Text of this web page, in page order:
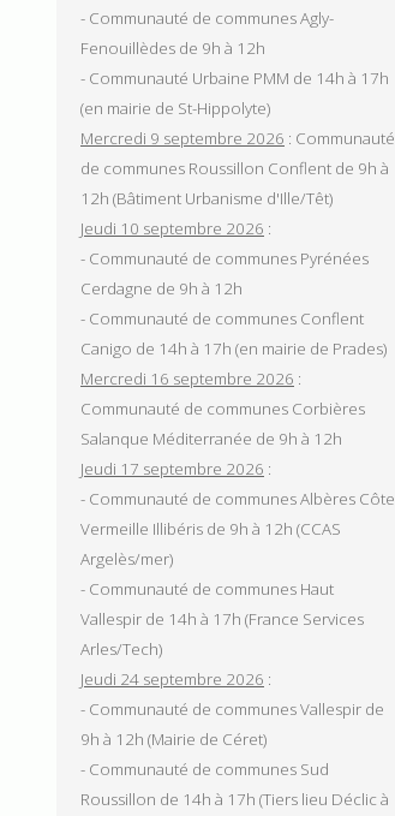
- Communauté de communes Agly-
Fenouillèdes de 9h à 12h
- Communauté Urbaine PMM de 14h à 17h
(en mairie de St-Hippolyte)
Mercredi 9 septembre 2026 : Communauté
de communes Roussillon Conflent de 9h à
12h (Bâtiment Urbanisme d'Ille/Têt)
Jeudi 10 septembre 2026 :
- Communauté de communes Pyrénées
Cerdagne de 9h à 12h
- Communauté de communes Conflent
Canigo de 14h à 17h (en mairie de Prades)
Mercredi 16 septembre 2026 :
Communauté de communes Corbières
Salanque Méditerranée de 9h à 12h
Jeudi 17 septembre 2026 :
- Communauté de communes Albères Côte
Vermeille Illibéris de 9h à 12h (CCAS
Argelès/mer)
- Communauté de communes Haut
Vallespir de 14h à 17h (France Services
Arles/Tech)
Jeudi 24 septembre 2026 :
- Communauté de communes Vallespir de
9h à 12h (Mairie de Céret)
- Communauté de communes Sud
Roussillon de 14h à 17h (Tiers lieu Déclic à